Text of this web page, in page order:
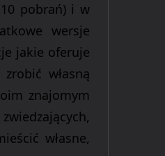
pobrań) i w
wersje
jakie oferuje
zrobić własną
znajomym
własne,